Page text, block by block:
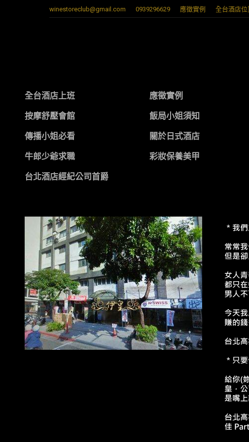
winestoreclub@gmail.com 0939296629 應徵實例 全台酒店位
全台酒店上班 應徵實例
按摩舒壓會館 飯局小姐須知
傳播小姐必看 關於日式酒店
牛郎少爺求職 彩妝保養美甲
台北酒店經紀公司首爵